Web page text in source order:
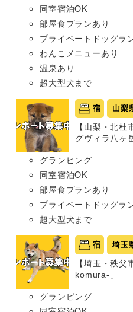
同室宿泊OK
部屋食プランあり
プライベートドッグラ
わんこメニューあり
温泉あり
超大型犬まで
宿 山梨
【山梨・北
グヴィラ八ヶ
グランピング
同室宿泊OK
部屋食プランあり
プライベートドッグラ
超大型犬まで
宿 埼玉
【埼玉・秩
komura-」
グランピング